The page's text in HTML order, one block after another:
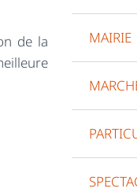
de la
MAIRIE